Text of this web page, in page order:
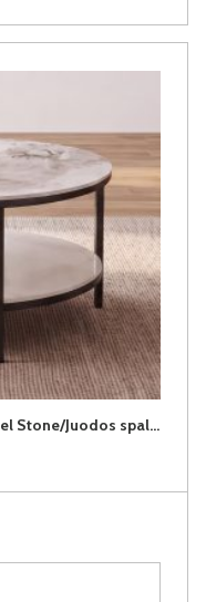
HOLBORN apvalus staliukas (Chanel Stone/Juodos spalvos kojos)